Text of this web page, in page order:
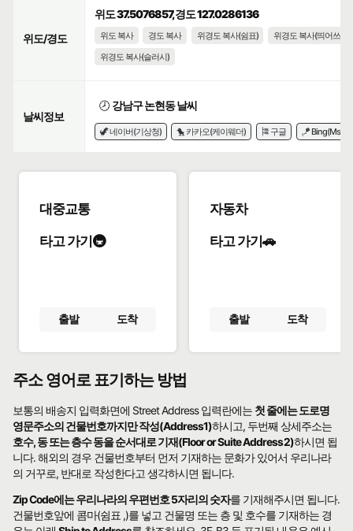
위도/경도
위도 37.5076857, 경도 127.0286136
위도 복사 경도 복사 위경도 복사(쉼표)
위경도 복사(띄어쓰기)
위경도 복사(슬러시)
날씨정보
🕗 강남구 논현동 날씨
🦖 네이버(기상청) 🐤 카카오(케이웨더) 🎏 구글 🪁 Bing(Msn)
대중교통
타고 가기🚇
출발 도착
자동차
타고 가기🚗
출발 도착
주소 영어로 표기하는 방법
보통의 배송지 입력화면에 Street Address 입력란에는 첫 줄에는 도로명
영문주소의 건물번호까지만 작성(Address1)하시고, 두번째 상세주소는
호수, 동 또는 층수 동을 순서대로 기재(Floor or Suite Address2)하시면 됩
니다. 해외의 경우 건물번호부터 먼저 기재하는 문화가 있어서 우리나라
의 거꾸로, 반대로 작성한다고 생각하시면 됩니다.
Zip Code에는 우리나라의 우편번호 5자리의 숫자를 기재해주시면 됩니다.
건물번호앞에 콤마(쉼표 ,)를 넣고 건물명 또는 층 및 호수를 기재하는 경